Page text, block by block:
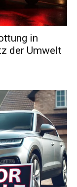
in
der Umwelt